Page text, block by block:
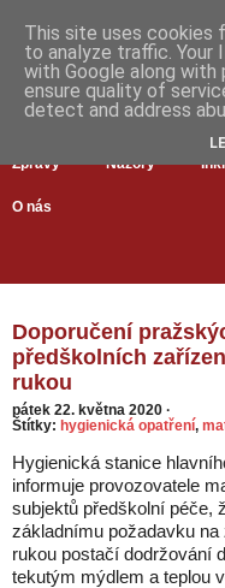
Zprávy Názory
O nás
Doporučení
předškolních
rukou
pátek 22. května 2020 ·
Štítky: hygienická opatření,
Hygienická stanice
informuje provozovatele
subjektů předškolní péče,
základnímu požadavku
rukou postačí dodržování
tekutým mýdlem a teplou
This site uses cookies
to analyze traffic. Your
with Google along
ensure quality of
detect and address